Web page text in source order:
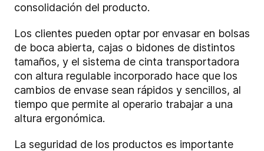
consolidación del producto.
Los clientes pueden optar por envasar en bolsas
de boca abierta, cajas o bidones de distintos
tamaños, y el sistema de cinta transportadora
con altura regulable incorporado hace que los
cambios de envase sean rápidos y sencillos, al
tiempo que permite al operario trabajar a una
altura ergonómica.
La seguridad de los productos es importante